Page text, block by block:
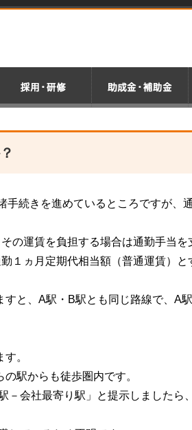
手続きを進めているところですが、通
の運賃を負担する場合は通勤手当を
１ヵ月定期代相当額（普通運賃）と
と、A駅・B駅とも同じ路線で、A
。
駅からも徒歩圏内です。
－会社最寄り駅」と提示しましたら